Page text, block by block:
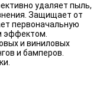
удаляет пыль,
Защищает от
первоначальную
эффектом.
и виниловых
и бамперов.